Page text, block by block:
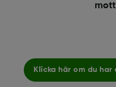
Klicka här om du